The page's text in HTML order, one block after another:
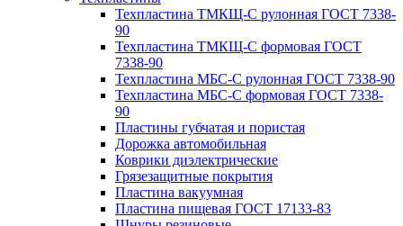
Техпластина ТМКЩ-С рулонная ГОСТ 7338-
90
Техпластина ТМКЩ-С формовая ГОСТ
7338-90
Техпластина МБС-С рулонная ГОСТ 7338-90
Техпластина МБС-С формовая ГОСТ 7338-
90
Пластины губчатая и пористая
Дорожка автомобильная
Коврики диэлектрические
Грязезащитные покрытия
Пластина вакуумная
Пластина пищевая ГОСТ 17133-83